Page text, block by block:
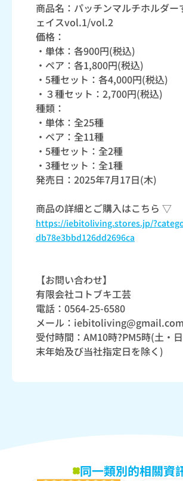
商品名：パッチンマルチホルダー
ェイスvol.1/vol.2
価格：
・単体：各900円(税込)
・ペア：各1,800円(税込)
・5種セット：各4,000円(税込)
・３種セット：2,700円(税込)
種類：
・単体：全25種
・ペア：全11種
・5種セット：全2種
・3種セット：全1種
発売日：2025年7月17日(木)
商品の詳細とご購入はこちら ▽
https://iebitoliving.stores.jp/
db78e3bbd126dd2696ca
【お問い合わせ】
有限会社コトブキ工芸
電話：0564-25-6580
メール：iebitoliving@gmail.com
受付時間：AM10時?PM5時(土・
末年始及び当社指定日を除く)
同一類別的相關資